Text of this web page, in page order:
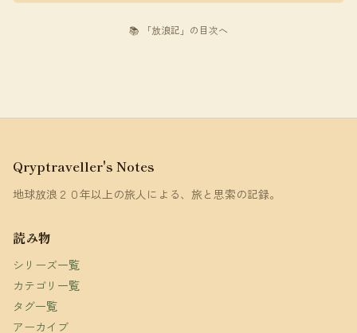
📚 「放浪記」の目次へ
Qryptraveller's Notes
地球放浪２０年以上の旅人による、旅と思索の記録。
読み物
シリーズ一覧
カテゴリ一覧
タグ一覧
アーカイブ